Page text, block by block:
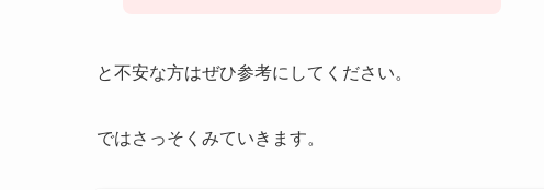
と不安な方はぜひ参考にしてください。
ではさっそくみていきます。